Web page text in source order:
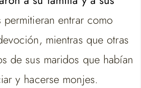
permitieran entrar como
mientras que otras
de sus maridos que habían
y hacerse monjes.